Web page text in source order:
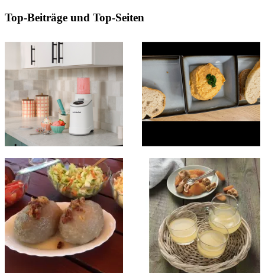
Top-Beiträge und Top-Seiten